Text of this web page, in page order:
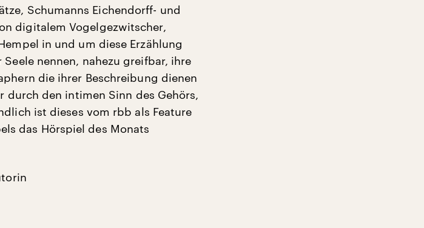
Schumanns Eichendorff- und
digitalem Vogelgezwitscher,
in und um diese Erzählung
nennen, nahezu greifbar, ihre
die ihrer Beschreibung dienen
durch den intimen Sinn des Gehörs,
ist dieses vom rbb als Feature
das Hörspiel des Monats